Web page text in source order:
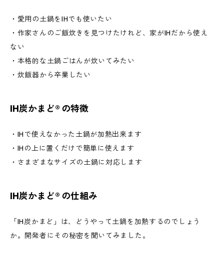
・愛用の土鍋をIHでも使いたい
・作家さんのご飯炊きを見つけたけれど、家がIHだから使え
ない
・本格的な土鍋ごはんが炊いてみたい
・炊飯器から卒業したい
IH炭かまど® の特徴
・IHで使えなかった土鍋が加熱出来ます
・IHの上に置くだけで簡単に使えます
・さまざまなサイズの土鍋に対応します
IH炭かまど® の仕組み
「IH炭かまど」は、どうやって土鍋を加熱するのでしょう
か。開発者にその秘密を聞いてみました。